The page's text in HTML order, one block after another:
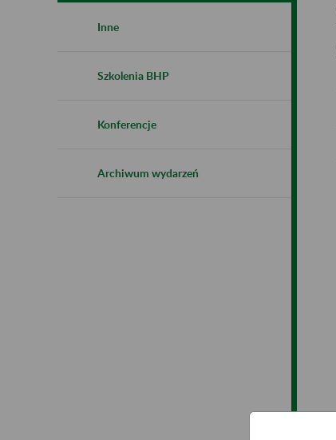
Inne
Szkolenia BHP
Konferencje
Archiwum wydarzeń